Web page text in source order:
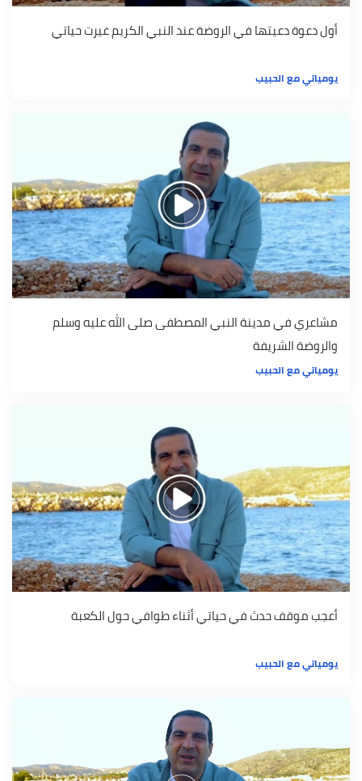
أول دعوة دعيتها في الروضة عند النبي الكريم غيرت حياتي
يومياتي مع الحبيب
مشاعري في مدينة النبي المصطفى صلى الله عليه وسلم
والروضة الشريفة
يومياتي مع الحبيب
أعجب موقف حدث في حياتي أثناء طوافي حول الكعبة
يومياتي مع الحبيب